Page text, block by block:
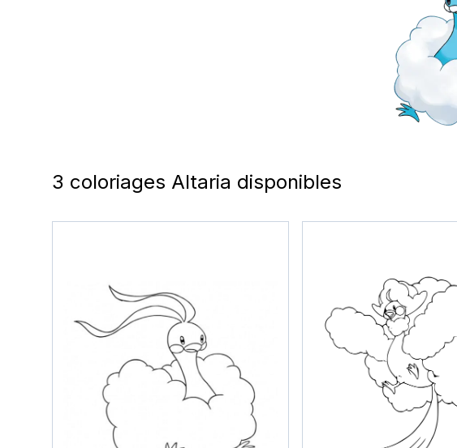
3 coloriages Altaria disponibles